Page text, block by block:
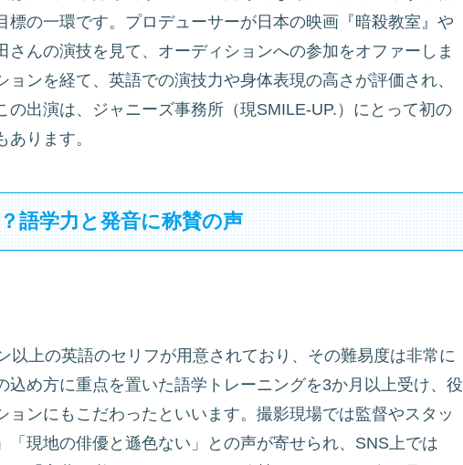
標の一環です。プロデューサーが日本の映画『暗殺教室』や
さんの演技を見て、オーディションへの参加をオファーしま
ョンを経て、英語での演技力や身体表現の高さが評価され、
の出演は、ジャニーズ事務所（現SMILE-UP.）にとって初の
ります。
語学力と発音に称賛の声
以上の英語のセリフが用意されており、その難易度は非常に
込め方に重点を置いた語学トレーニングを3か月以上受け、役
ョンにもこだわったといいます。撮影現場では監督やスタッ
「現地の俳優と遜色ない」との声が寄せられ、SNS上では